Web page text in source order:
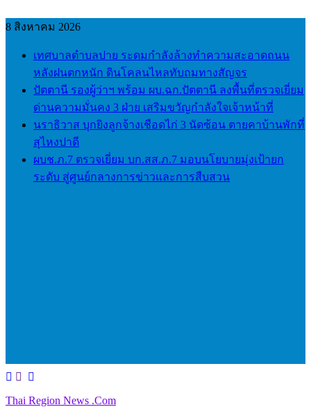
to
8 สิงหาคม 2026
เทศบาลตำบลปาย ระดมกำลังล้างทำความสะอาดถนน
หลังฝนตกหนัก ดินโคลนไหลทับถมทางสัญจร
ปัตตานี รองผู้ว่าฯ พร้อม ผบ.ฉก.ปัตตานี ลงพื้นที่ตรวจเยี่ยม
ด่านความมั่นคง 3 ฝ่าย เสริมขวัญกำลังใจเจ้าหน้าที่
นราธิวาส บุกยิงลูกจ้างเชือดไก่ 3 นัดซ้อน ตายคาบ้านพักที่
สุไหงปาดี
ผบช.ภ.7 ตรวจเยี่ยม บก.สส.ภ.7 มอบนโยบายมุ่งเป้ายก
ระดับ สู่ศูนย์กลางการข่าวและการสืบสวน
Thai Region News .Com